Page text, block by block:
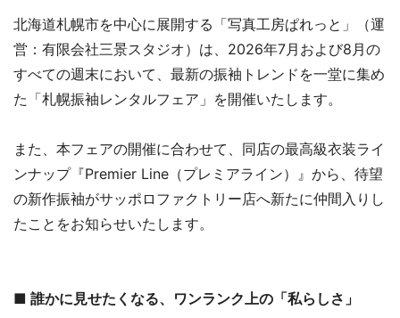
北海道札幌市を中心に展開する「写真工房ぱれっと」（運
営：有限会社三景スタジオ）は、2026年7月および8月の
すべての週末において、最新の振袖トレンドを一堂に集め
た「札幌振袖レンタルフェア」を開催いたします。
また、本フェアの開催に合わせて、同店の最高級衣装ライ
ンナップ『Premier Line（プレミアライン）』から、待望
の新作振袖がサッポロファクトリー店へ新たに仲間入りし
たことをお知らせいたします。
■ 誰かに見せたくなる、ワンランク上の「私らしさ」